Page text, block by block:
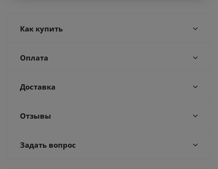
Как купить
Оплата
Доставка
Отзывы
Задать вопрос